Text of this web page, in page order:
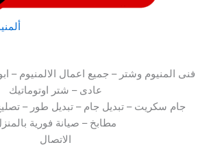
فنى المنيوم وشتر – جميع اعمال الالمنيوم –
عادى – شتر اوتوماتيك
جام سكريت – تبديل جام – تبديل طور –
مطابخ – صيانة فورية
الاتصال